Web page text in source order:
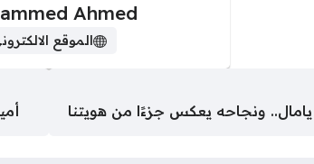
Ahmed
الموقع
ونجاحه يعكس جزءًا من هويتنا